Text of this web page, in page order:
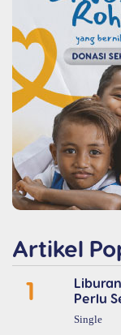
Artikel
1
Perlu
Single